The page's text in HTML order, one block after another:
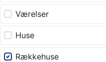
Værelser
Huse
Rækkehuse